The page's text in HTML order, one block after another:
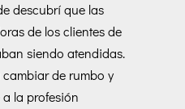
descubrí que las
de los clientes de
siendo atendidas.
cambiar de rumbo y
la profesión